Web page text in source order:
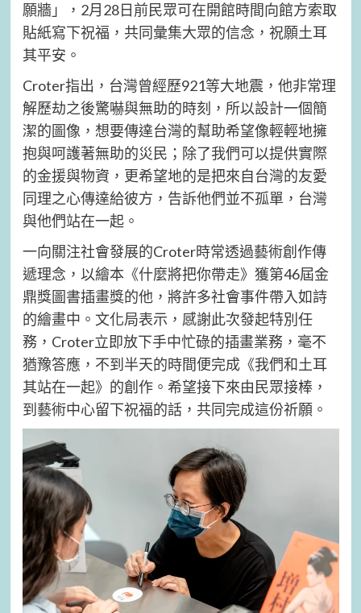
願牆」，2月28日前民眾可在開館時間向館方索取
貼紙寫下祝福，共同彙集大眾的信念，祝願土耳
其平安。
Croter指出，台灣曾經歷921等大地震，他非常理
解歷劫之後驚嚇與無助的時刻，所以設計一個簡
潔的圖像，想要傳達台灣的幫助希望像輕輕地擁
抱與呵護著無助的災民；除了我們可以提供實際
的金援與物資，更希望地的是把來自台灣的友愛
同理之心傳達給彼方，告訴他們並不孤單，台灣
與他們站在一起。
一向關注社會發展的Croter時常透過藝術創作傳
遞理念，以繪本《什麼將把你帶走》獲第46屆金
鼎獎圖書插畫獎的他，將許多社會事件帶入如詩
的繪畫中。文化局表示，感謝此次發起特別任
務，Croter立即放下手中忙碌的插畫業務，毫不
猶豫答應，不到半天的時間便完成《我們和土耳
其站在一起》的創作。希望接下來由民眾接棒，
到藝術中心留下祝福的話，共同完成這份祈願。